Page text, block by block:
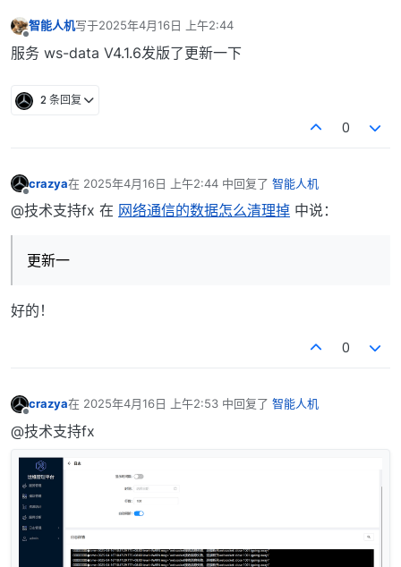
离线
智能人机写于2025年4月16日 上午2:44
最后由 编辑
服务 ws-data V4.1.6发版了更新一下
2 条回复
0
crazya在 2025年4月16日 上午2:44 中回复了 智能人机
最后由 编辑
@技术支持fx 在 网络通信的数据怎么清理掉 中说：
更新一
好的！
0
crazya在 2025年4月16日 上午2:53 中回复了 智能人机
最后由 编辑
@技术支持fx